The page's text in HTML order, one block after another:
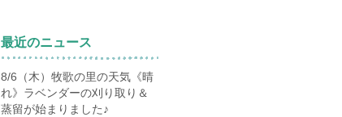
最近のニュース
8/6（木）牧歌の里の天気《晴
れ》ラベンダーの刈り取り＆
蒸留が始まりました♪